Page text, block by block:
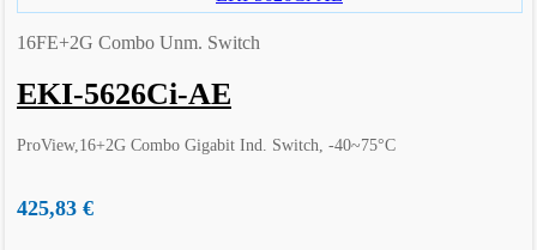
16FE+2G Combo Unm. Switch
EKI-5626Ci-AE
ProView,16+2G Combo Gigabit Ind. Switch, -40~75°C
425,83 €